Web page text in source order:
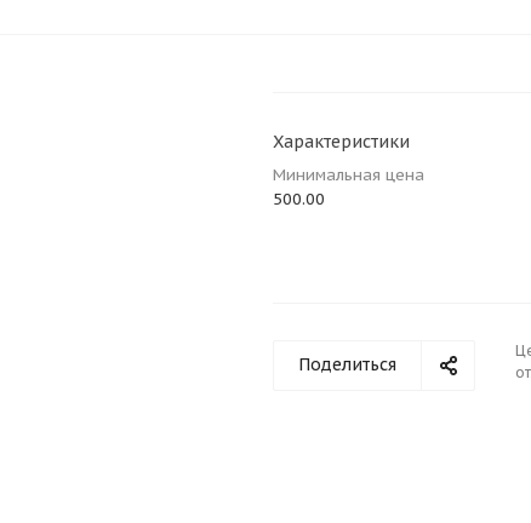
Характеристики
Минимальная цена
500.00
Поделиться